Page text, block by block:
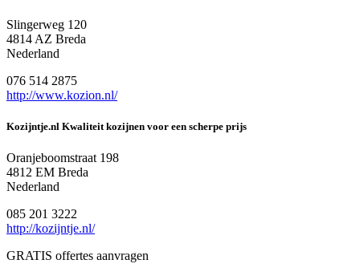
Slingerweg 120
4814 AZ Breda
Nederland
076 514 2875
http://www.kozion.nl/
Kozijntje.nl Kwaliteit kozijnen voor een scherpe prijs
Oranjeboomstraat 198
4812 EM Breda
Nederland
085 201 3222
http://kozijntje.nl/
GRATIS offertes aanvragen